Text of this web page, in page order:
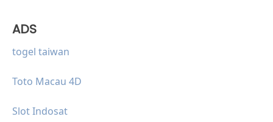
ADS
togel taiwan
Toto Macau 4D
Slot Indosat